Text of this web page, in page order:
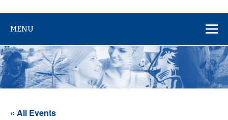
MENU
« All Events